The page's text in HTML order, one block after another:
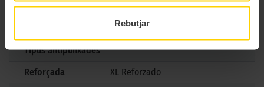
Rebutjar
3PMSF
No
Tipus antipunxades
Reforçada
XL Reforzado